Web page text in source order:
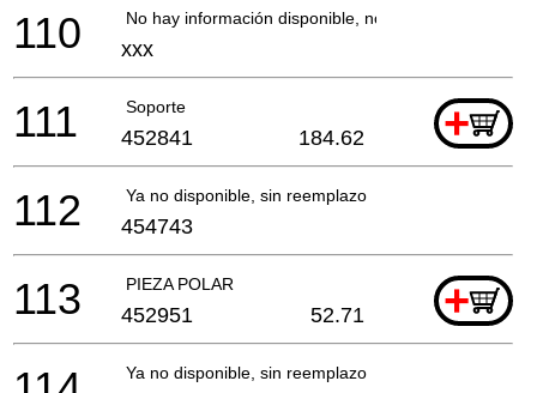
No hay información disponible, no se puede pedir
110 xxx
Soporte +
111 452841 184.62
Ya no disponible, sin reemplazo
112 454743
PIEZA POLAR +
113 452951 52.71
Ya no disponible, sin reemplazo